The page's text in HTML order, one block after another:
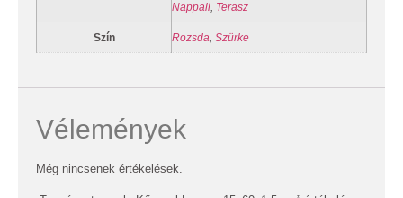
Nappali Terasz
Szín Rozsda Szürke
Vélemények
Még nincsenek értékelések.